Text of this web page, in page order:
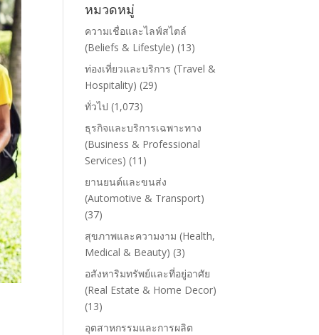
หมวดหมู่
ความเชื่อและไลฟ์สไตล์
(Beliefs & Lifestyle) (13)
ท่องเที่ยวและบริการ (Travel &
Hospitality) (29)
ทั่วไป (1,073)
ธุรกิจและบริการเฉพาะทาง
(Business & Professional
Services) (11)
ยานยนต์และขนส่ง
(Automotive & Transport)
(37)
สุขภาพและความงาม (Health,
Medical & Beauty) (3)
อสังหาริมทรัพย์และที่อยู่อาศัย
(Real Estate & Home Decor)
(13)
อุตสาหกรรมและการผลิต